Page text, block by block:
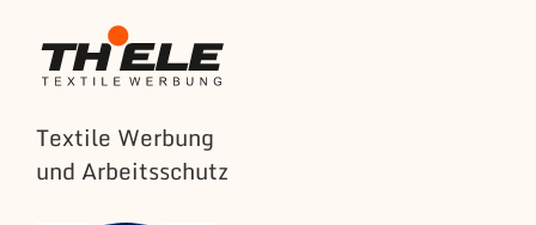
Textile Werbung
und Arbeitsschutz